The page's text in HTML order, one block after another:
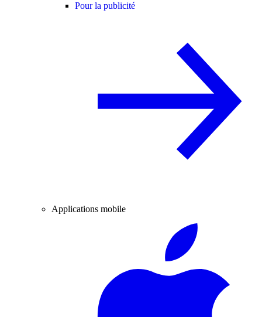
Pour la publicité
Applications mobile